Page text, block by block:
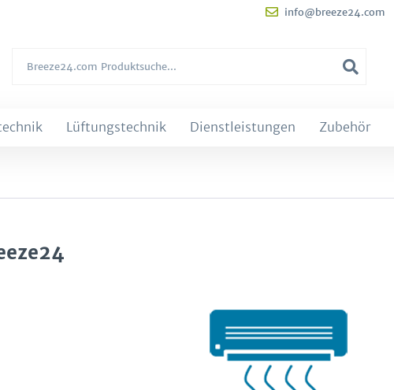
info@breeze24.com
Lüftungstechnik Dienstleistungen Zubehör